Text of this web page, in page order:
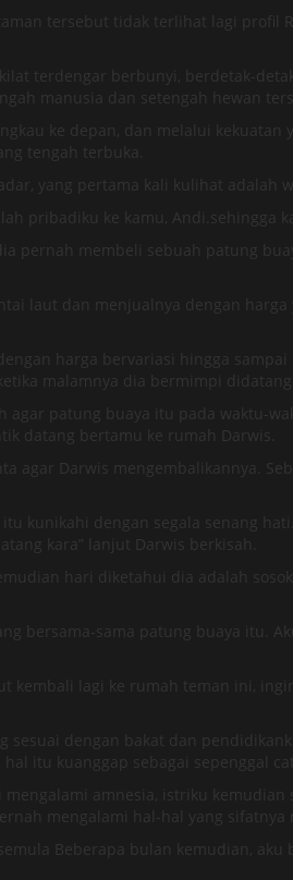
tersebut tidak terlihat lagi profil
terdengar berbunyi, berdetak-
manusia dan setengah hewan
ke depan, dan melalui
tengah terbuka.
yang pertama kali kulihat adalah
pribadiku ke kamu, Andi.sehingga
pernah membeli sebuah patung
laut dan menjualnya dengan
harga bervariasi hingga
malamnya dia bermimpi
patung buaya itu pada waktu-
datang bertamu ke rumah Darwis.
agar Darwis mengembalikannya.
kunikahi dengan segala senang
kara” lanjut Darwis berkisah.
hari diketahui dia adalah
bersama-sama patung buaya itu.
kembali lagi ke rumah teman ini,
dengan bakat dan
itu kuanggap sebagai sepenggal
amnesia, istriku
mengalami hal-hal yang sifatnya
Beberapa bulan kemudian,